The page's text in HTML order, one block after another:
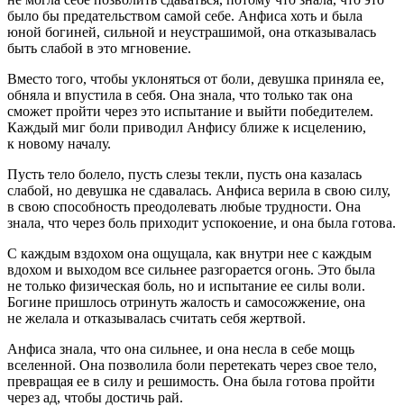
было бы предательством самой себе. Анфиса хоть и была
юной богиней, сильной и неустрашимой, она отказывалась
быть слабой в это мгновение.
Вместо того, чтобы уклоняться от боли, девушка приняла ее,
обняла и впустила в себя. Она знала, что только так она
сможет пройти через это испытание и выйти победителем.
Каждый миг боли приводил Анфису ближе к исцелению,
к новому началу.
Пусть тело болело, пусть слезы текли, пусть она казалась
слабой, но девушка не сдавалась. Анфиса верила в свою силу,
в свою способность преодолевать любые трудности. Она
знала, что через боль приходит успокоение, и она была готова.
С каждым вздохом она ощущала, как внутри нее с каждым
вдохом и выходом все сильнее разгорается огонь. Это была
не только физическая боль, но и испытание ее силы воли.
Богине пришлось отринуть жалость и самосожжение, она
не желала и отказывалась считать себя жертвой.
Анфиса знала, что она сильнее, и она несла в себе мощь
вселенной. Она позволила боли перетекать через свое тело,
превращая ее в силу и решимость. Она была готова пройти
через ад, чтобы достичь рай.